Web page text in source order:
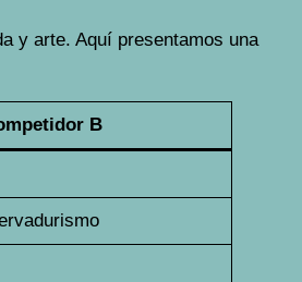
y arte. Aquí presentamos una
B